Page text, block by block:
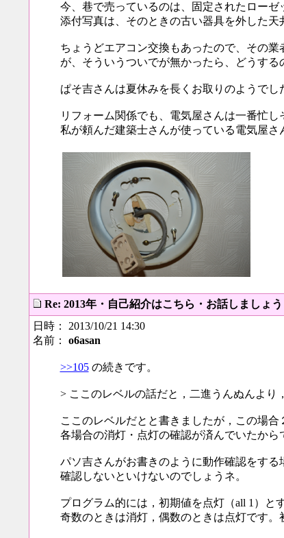
今、巷で売っているのは、固定されたローゼ
添付写真は、そのときの古い器具を外した天
ちょうどエアコン交換もあったので、その
が、そういうついでが無かったら、どうする
ぱそ吉さんは夏休みを長くお取りのようで
リフォーム関係でも、電気屋さんは一番忙
私が頼んだ建築士さんが使っている電気屋さ
Re: 2013年・自己紹介はこちら・お話しましょ
日時： 2013/10/21 14:30
名前： o6asan
>>105の続きです。
> ここのレベルの話だと，二進うんぬんより
ここのレベルだとと書きましたが，この場
各場合の消灯・点灯の確認が済んでいたから
パソ吉さんがお書きのように動作確認をす
確認しないといけないのでしょうネ。
プログラム的には，初期値を点灯（all 1）と
奇数のときは消灯，偶数のときは点灯です。